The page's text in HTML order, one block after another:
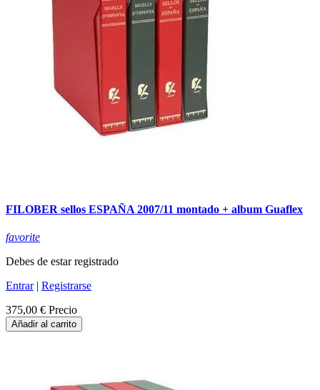
FILOBER sellos ESPAÑA 2007/11 montado + album Guaflex
favorite
Debes de estar registrado
Entrar| Registrarse
375,00 € Precio
Añadir al carrito